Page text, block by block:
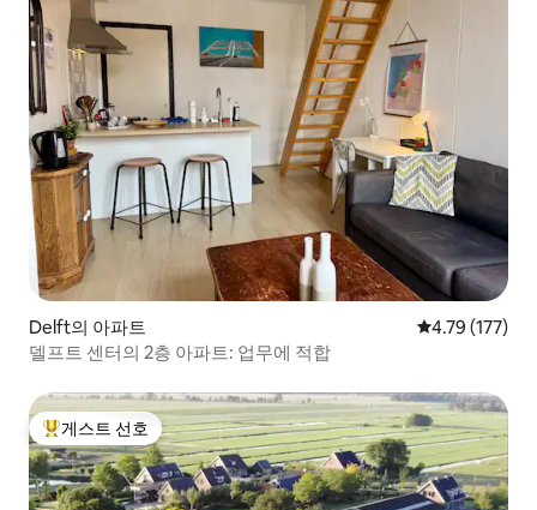
Delft의 아파트 평점 4.79점(5
4.79 (177)
델프트 센터의 2층 아파트: 업무에 적합
상위 게스트 선호
게스트 선호